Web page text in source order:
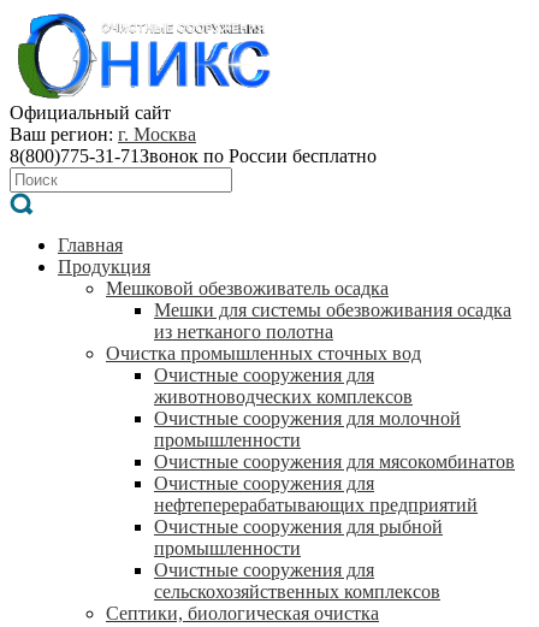
Официальный сайт
Ваш регион: г. Москва
8(800)775-31-71Звонок по России бесплатно
Главная
Продукция
Мешковой обезвоживатель осадка
Мешки для системы обезвоживания осадка
из нетканого полотна
Очистка промышленных сточных вод
Очистные сооружения для
животноводческих комплексов
Очистные сооружения для молочной
промышленности
Очистные сооружения для мясокомбинатов
Очистные сооружения для
нефтеперерабатывающих предприятий
Очистные сооружения для рыбной
промышленности
Очистные сооружения для
сельскохозяйственных комплексов
Септики, биологическая очистка